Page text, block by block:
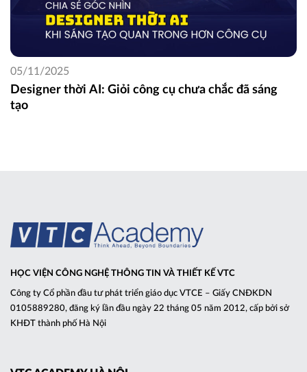
Designer thời AI: Giỏi công cụ chưa chắc đã sáng
tạo
05/11/2025
HỌC VIỆN CÔNG NGHỆ THÔNG TIN VÀ THIẾT KẾ VTC
Công ty Cổ phần đầu tư phát triển giáo dục VTCE – Giấy CNĐKDN
0105889280, đăng ký lần đầu ngày 22 tháng 05 năm 2012, cấp bởi sở
KHĐT thành phố Hà Nội